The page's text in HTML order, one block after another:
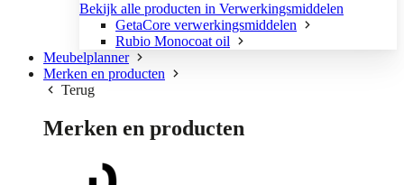
Bekijk alle producten in Verwerkingsmiddelen
GetaCore verwerkingsmiddelen
Rubio Monocoat oil
Meubelplanner
Merken en producten
Terug
Merken en producten